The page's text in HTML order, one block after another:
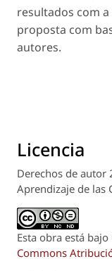
resultados com
proposta com
autores.
Licencia
Derechos de autor
Aprendizaje de las
Esta obra está
Commons